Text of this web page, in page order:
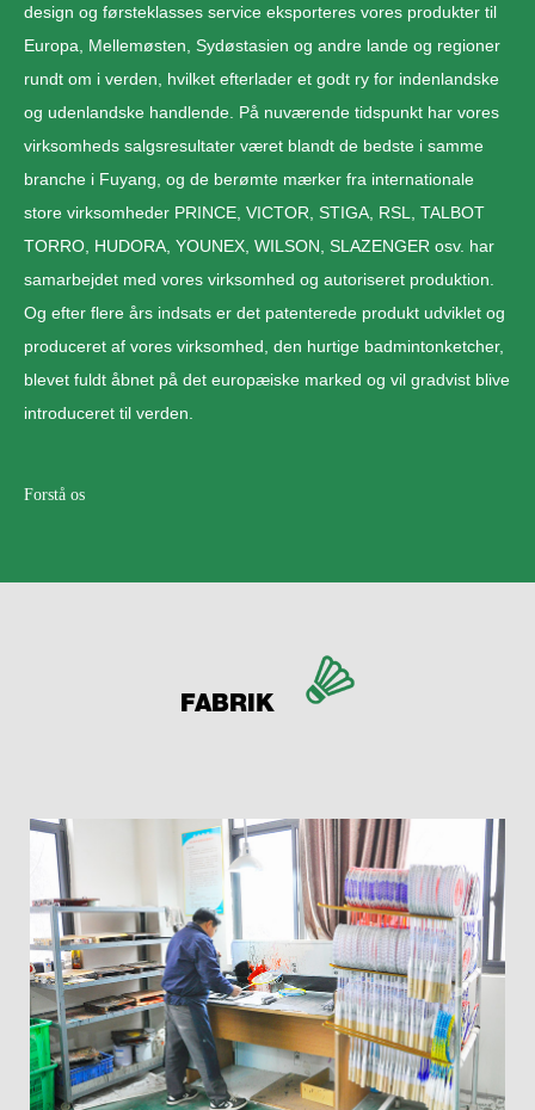
design og førsteklasses service eksporteres vores produkter til
Europa, Mellemøsten, Sydøstasien og andre lande og regioner
rundt om i verden, hvilket efterlader et godt ry for indenlandske
og udenlandske handlende. På nuværende tidspunkt har vores
virksomheds salgsresultater været blandt de bedste i samme
branche i Fuyang, og de berømte mærker fra internationale
store virksomheder PRINCE, VICTOR, STIGA, RSL, TALBOT
TORRO, HUDORA, YOUNEX, WILSON, SLAZENGER osv. har
samarbejdet med vores virksomhed og autoriseret produktion.
Og efter flere års indsats er det patenterede produkt udviklet og
produceret af vores virksomhed, den hurtige badmintonketcher,
blevet fuldt åbnet på det europæiske marked og vil gradvist blive
introduceret til verden.
Forstå os
FABRIK